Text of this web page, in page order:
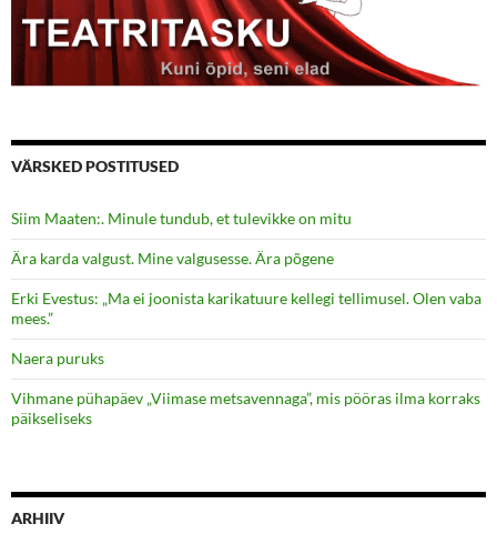
VÄRSKED POSTITUSED
Siim Maaten:. Minule tundub, et tulevikke on mitu
Ära karda valgust. Mine valgusesse. Ära põgene
Erki Evestus: „Ma ei joonista karikatuure kellegi tellimusel. Olen vaba
mees.”
Naera puruks
Vihmane pühapäev „Viimase metsavennaga”, mis pööras ilma korraks
päikseliseks
ARHIIV